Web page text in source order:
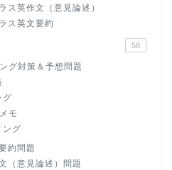
ス英作文（意見論述）
ス英文要約
58
グ対策＆予想問題
グ
モ
ング
約問題
（意見論述）問題